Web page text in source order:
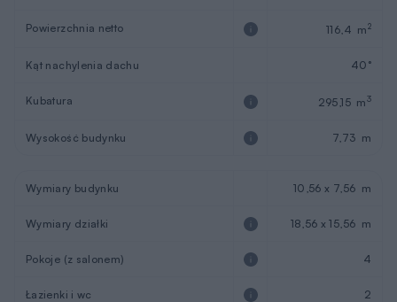
Powierzchnia netto 116,4 m2
Kąt nachylenia dachu 40°
Kubatura 295,15 m3
Wysokość budynku 7,73 m
Wymiary budynku 10,56 x 7,56 m
Wymiary działki 18,56 x 15,56 m
Pokoje (z salonem) 4
Łazienki i wc 2